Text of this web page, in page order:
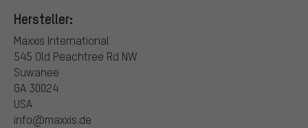
Hersteller:
Maxxis International
545 Old Peachtree Rd NW
Suwanee
GA 30024
USA
info@maxxis.de